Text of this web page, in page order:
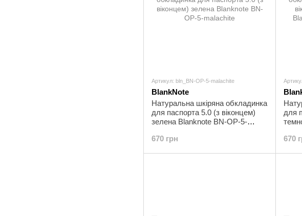
Артикул: bln_BN-OP-5-malachite
BlankNote
Натуральна шкіряна обкладинка
для паспорта 5.0 (з віконцем)
зелена Blanknote BN-OP-5-
670 грн
для
670